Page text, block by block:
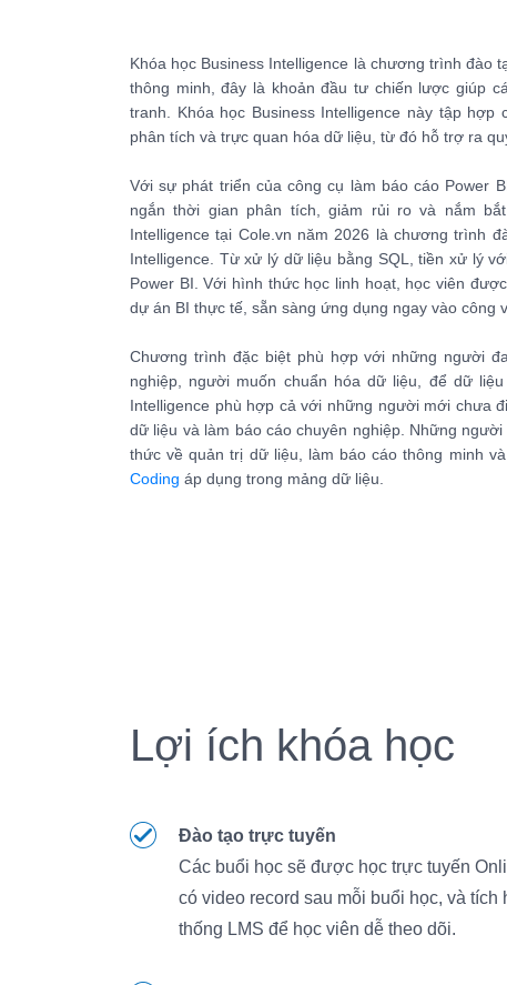
Khóa học Business Intelligence là chương trình đào
thông minh, đây là khoản đầu tư chiến lược giúp
tranh. Khóa học Business Intelligence này tập
phân tích và trực quan hóa dữ liệu, từ đó hỗ trợ ra
Với sự phát triển của công cụ làm báo cáo Power
ngắn thời gian phân tích, giảm rủi ro và nắm
Intelligence tại Cole.vn năm 2026 là chương trình
Intelligence. Từ xử lý dữ liệu bằng SQL, tiền xử lý
Power BI. Với hình thức học linh hoạt, học viên
dự án BI thực tế, sẵn sàng ứng dụng ngay vào công
Chương trình đặc biệt phù hợp với những người
nghiệp, người muốn chuẩn hóa dữ liệu, để dữ
Intelligence phù hợp cả với những người mới chưa
dữ liệu và làm báo cáo chuyên nghiệp. Những
thức về quản trị dữ liệu, làm báo cáo thông minh
Coding áp dụng trong mảng dữ liệu.
Lợi ích khóa học
Đào tạo trực tuyến
Các buổi học sẽ được học trực tuyến
có video record sau mỗi buổi học, và
thống LMS để học viên dễ theo dõi.